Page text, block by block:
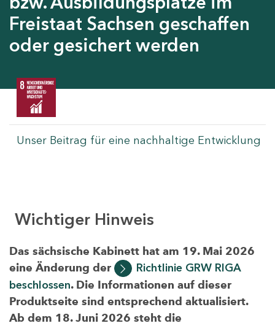
Freistaat Sachsen geschaffen
oder gesichert werden
Unser Beitrag für eine nachhaltige Entwicklung
Wichtiger Hinweis
Das sächsische Kabinett hat am 19. Mai 2026
eine Änderung der
Richtlinie GRW RIGA
beschlossen. Die Informationen auf dieser
Produktseite sind entsprechend aktualisiert.
Ab dem 18. Juni 2026 steht die